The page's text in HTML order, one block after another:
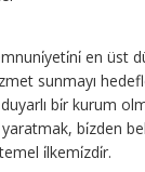
en üst
sunmayı
bi̇r kurum
yaratmak, bi̇zden
i̇lkemi̇zdi̇r.